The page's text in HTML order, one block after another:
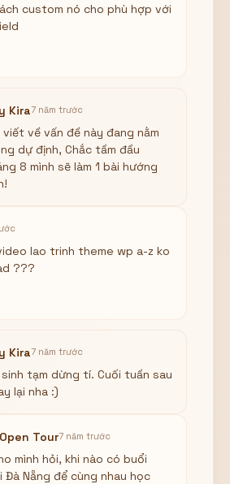
custom nó cho phù hợp với
Kira7 năm trước
viết về vấn đề này đang nằm
dự định, Chắc tầm đầu
8 mình sẽ làm 1 bài hướng
lao trinh theme wp a-z ko
???
Kira7 năm trước
tạm dừng tí. Cuối tuần sau
lại nha :)
Tour7 năm trước
mình hỏi, khi nào có buổi
Nẵng để cùng nhau học